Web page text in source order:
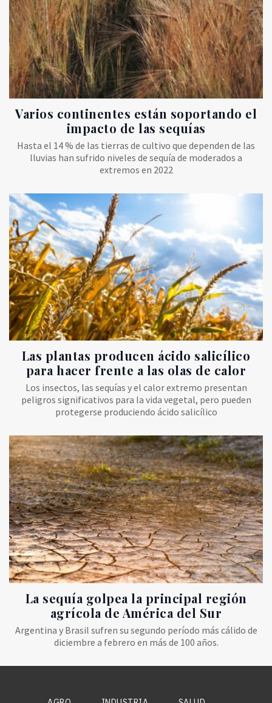
Varios continentes están soportando el
impacto de las sequías
Hasta el 14 % de las tierras de cultivo que dependen de las
lluvias han sufrido niveles de sequía de moderados a
extremos en 2022
Las plantas producen ácido salicílico
para hacer frente a las olas de calor
Los insectos, las sequías y el calor extremo presentan
peligros significativos para la vida vegetal, pero pueden
protegerse produciendo ácido salicílico
La sequía golpea la principal región
agrícola de América del Sur
Argentina y Brasil sufren su segundo período más cálido de
diciembre a febrero en más de 100 años.